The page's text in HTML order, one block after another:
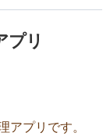
プリ
アプリです。